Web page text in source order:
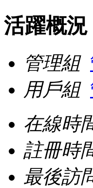
活躍概況
管理組
用戶組
在線時
註冊時
最後訪